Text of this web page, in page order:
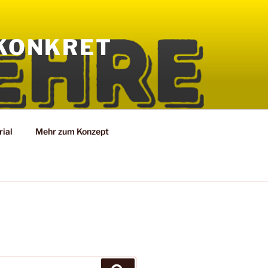
Mehr zum Konzept